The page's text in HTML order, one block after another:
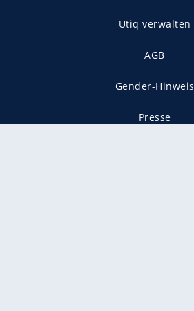
Utiq verwalten
AGB
Gender-Hinweis
Presse